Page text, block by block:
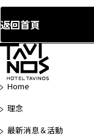
返回首頁
Home
理念
最新消息＆活動